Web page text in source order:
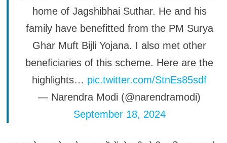
home of Jagshibhai Suthar. He and his
family have benefitted from the PM Surya
Ghar Muft Bijli Yojana. I also met other
beneficiaries of this scheme. Here are the
highlights… pic.twitter.com/StnEs85sdf
— Narendra Modi (@narendramodi)
September 18, 2024